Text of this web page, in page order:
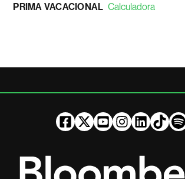
PRIMA VACACIONAL Calculadora